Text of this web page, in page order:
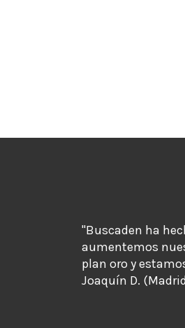
"Buscaden ha
aumentemos
plan oro y
Joaquín D.